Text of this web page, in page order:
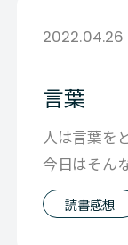
2022.04.26
言葉
人は言葉を
今日はそん
情報として
読書感想